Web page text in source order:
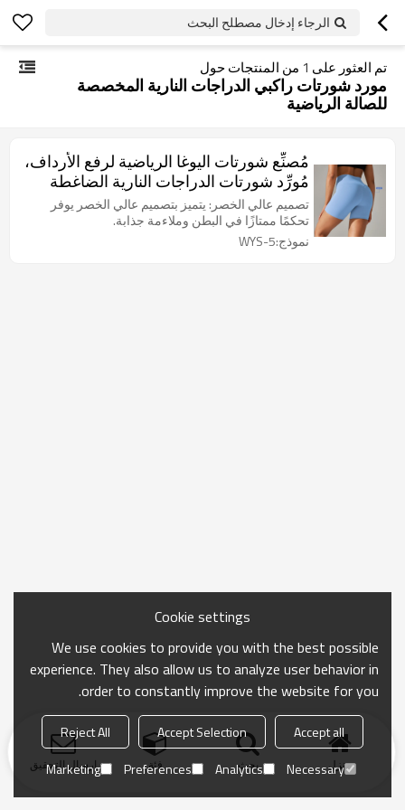
الرجاء إدخال مصطلح البحث
تم العثور على 1 من المنتجات حول
مورد شورتات راكبي الدراجات النارية المخصصة
للصالة الرياضية
مُصنِّع شورتات اليوغا الرياضية لرفع الأرداف،
مُورِّد شورتات الدراجات النارية الضاغطة
للصالات الرياضية
تصميم عالي الخصر: يتميز بتصميم عالي الخصر يوفر
تحكمًا ممتازًا في البطن وملاءمة جذابة.
نموذج:WYS-5
منزل بحث فئة ارسال التحقيق
Cookie settings
We use cookies to provide you with the best possible
experience. They also allow us to analyze user behavior in
order to constantly improve the website for you.
Accept all
Accept Selection
Reject All
Necessary
Analytics
Preferences
Marketing